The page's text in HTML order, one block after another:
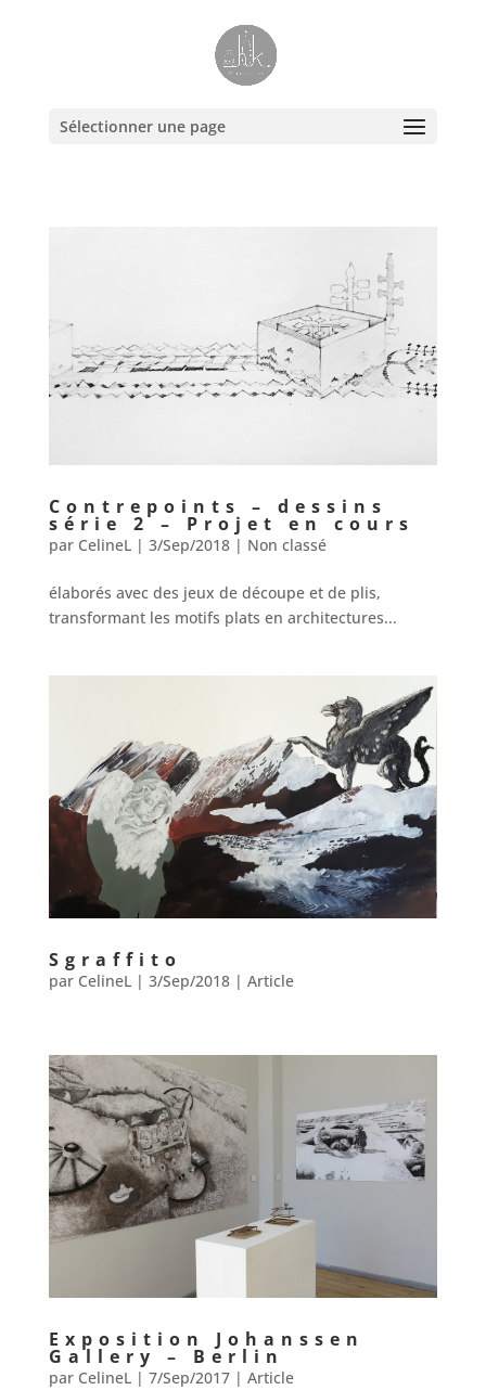
Sélectionner une page
Contrepoints – dessins
série 2 – Projet en cours
par CelineL| 3/Sep/2018| Non classé
élaborés avec des jeux de découpe et de plis,
transformant les motifs plats en architectures...
Sgraffito
par CelineL| 3/Sep/2018| Article
Exposition Johanssen
Gallery – Berlin
par CelineL| 7/Sep/2017| Article